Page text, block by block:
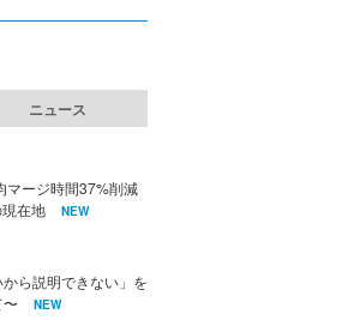
ニュース
マージ時間37%削減
在地
NEW
ら説明できない」を
〜
NEW